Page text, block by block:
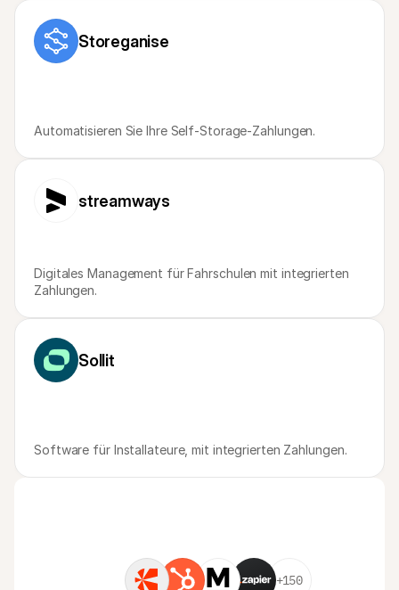
Storeganise
Automatisieren Sie Ihre Self-Storage-Zahlungen.
streamways
Digitales Management für Fahrschulen mit integrierten
Zahlungen.
Sollit
Software für Installateure, mit integrierten Zahlungen.
+150